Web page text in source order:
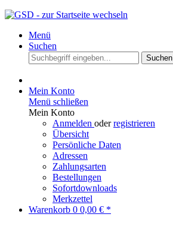
Menü
Suchen
Suchen
Mein Konto
Menü schließen
Mein Konto
Anmelden oderregistrieren
Übersicht
Persönliche Daten
Adressen
Zahlungsarten
Bestellungen
Sofortdownloads
Merkzettel
Warenkorb 0 0,00 € *